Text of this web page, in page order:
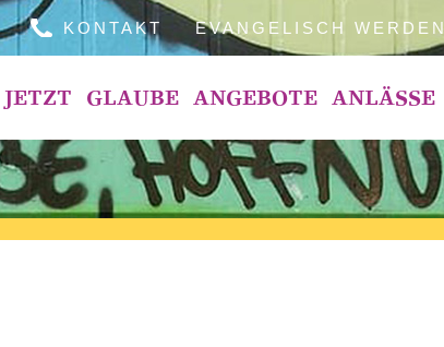
KONTAKT EVANGELISCH WERDEN
JETZT GLAUBE ANGEBOTE ANLÄSSE